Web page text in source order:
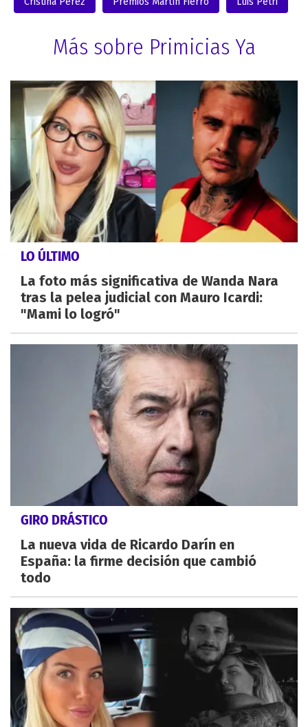
Más sobre Primicias Ya
LO ÚLTIMO
La foto más significativa de Wanda Nara
tras la pelea judicial con Mauro Icardi:
"Mami lo logró"
GIRO DRÁSTICO
La nueva vida de Ricardo Darín en
España: la firme decisión que cambió
todo